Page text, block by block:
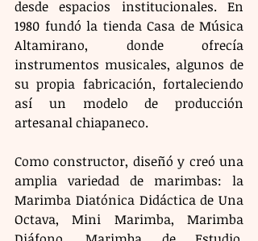
desde espacios institucionales. En
1980 fundó la tienda Casa de Música
Altamirano, donde ofrecía
instrumentos musicales, algunos de
su propia fabricación, fortaleciendo
así un modelo de producción
artesanal chiapaneco.
Como constructor, diseñó y creó una
amplia variedad de marimbas: la
Marimba Diatónica Didáctica de Una
Octava, Mini Marimba, Marimba